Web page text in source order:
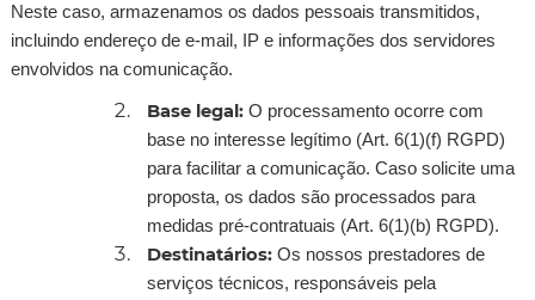
Neste caso, armazenamos os dados pessoais transmitidos,
incluindo endereço de e-mail, IP e informações dos servidores
envolvidos na comunicação.
Base legal: O processamento ocorre com
base no interesse legítimo (Art. 6(1)(f) RGPD)
para facilitar a comunicação. Caso solicite uma
proposta, os dados são processados para
medidas pré-contratuais (Art. 6(1)(b) RGPD).
Destinatários: Os nossos prestadores de
serviços técnicos, responsáveis pela